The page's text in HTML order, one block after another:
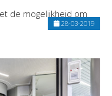
de mogelijkheid om
28-03-2019